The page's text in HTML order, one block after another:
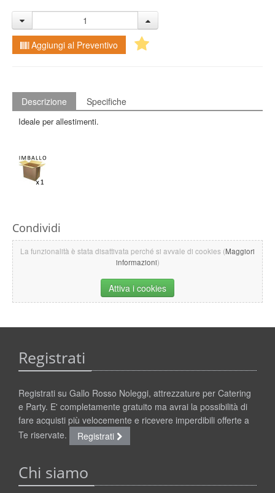
Aggiungi al Preventivo
Descrizione Specifiche
Ideale per allestimenti.
Condividi
La funzionalità è stata disattivata perché si avvale di cookies (Maggiori
informazioni)
Attiva i cookies
Registrati
Registrati su Gallo Rosso Noleggi, attrezzature per Catering
e Party. E' completamente gratuito ma avrai la possibilità di
fare acquisti più velocemente e ricevere imperdibili offerte a
Te riservate.
Registrati
Chi siamo